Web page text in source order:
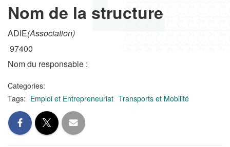
Nom de la structure
ADIE(Association)
97400
Nom du responsable :
Categories:
Tags: Emploi et Entrepreneuriat Transports et Mobilité